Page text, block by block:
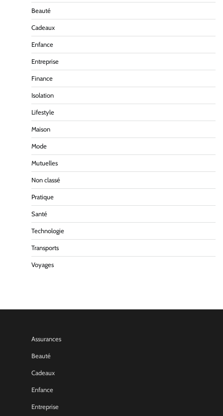
Beauté
Cadeaux
Enfance
Entreprise
Finance
Isolation
Lifestyle
Maison
Mode
Mutuelles
Non classé
Pratique
Santé
Technologie
Transports
Voyages
Assurances
Beauté
Cadeaux
Enfance
Entreprise